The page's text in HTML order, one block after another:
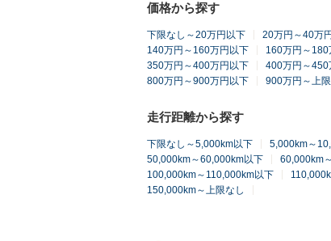
価格から探す
下限なし～20万円以下 20万円～40万
140万円～160万円以下
160万円～180
350万円～400万円以下
400万円～450
800万円～900万円以下
900万円～上
走行距離から探す
下限なし～5,000km以下 5,000km～
50,000km～60,000km以下
60,000km
100,000km～110,000km以下
150,000km～上限なし